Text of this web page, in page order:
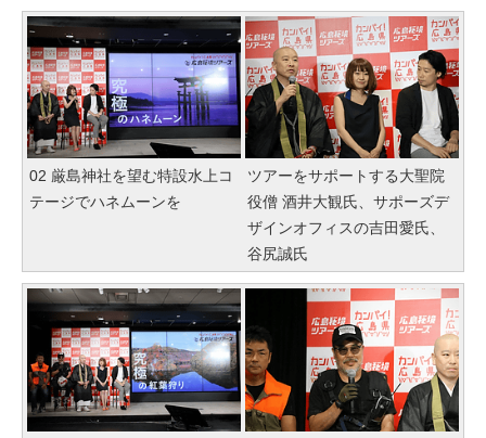
02 厳島神社を望む特設水上コ
テージでハネムーンを
ツアーをサポートする大聖院
役僧 酒井大観氏、サポーズデ
ザインオフィスの吉田愛氏、
谷尻誠氏